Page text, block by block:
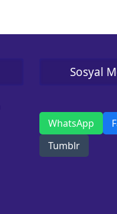
Sosyal
WhatsApp
Tumblr